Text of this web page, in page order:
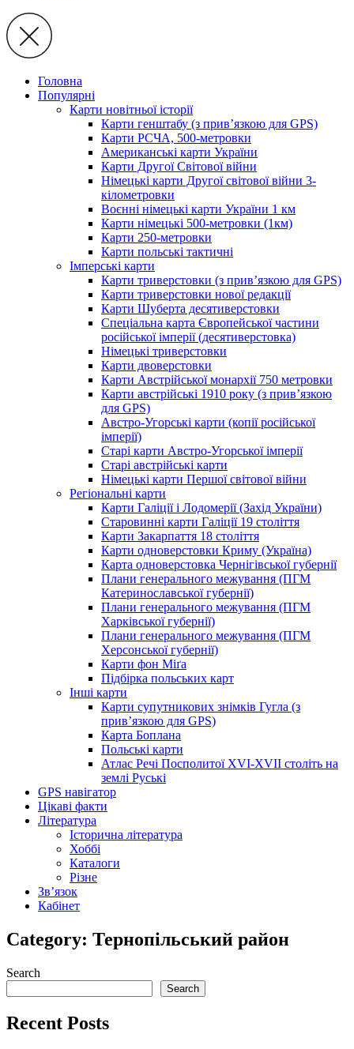
Головна
Популярні
Карти новітньої історії
Карти генштабу (з прив’язкою для GPS)
Карти РСЧА, 500-метровки
Американські карти України
Карти Другої Світової війни
Німецькі карти Другої світової війни 3-
кілометровки
Воєнні німецькі карти України 1 км
Карти німецькі 500-метровки (1км)
Карти 250-метровки
Карти польські тактичні
Імперські карти
Карти триверстовки (з прив’язкою для GPS)
Карти триверстовки нової редакції
Карти Шуберта десятиверстовки
Спеціальна карта Європейської частини
російської імперії (десятиверстовка)
Німецькі триверстовки
Карти двоверстовки
Карти Австрійської монархії 750 метровки
Карти австрійські 1910 року (з прив’язкою
для GPS)
Австро-Угорські карти (копії російської
імперії)
Старі карти Австро-Угорської імперії
Старі австрійські карти
Німецькі карти Першої світової війни
Регіональні карти
Карти Галіції і Лодомерії (Захід України)
Старовинні карти Галіції 19 століття
Карти Закарпаття 18 століття
Карти одноверстовки Криму (Україна)
Карта одноверстовка Чернігівської губернії
Плани генерального межування (ПГМ
Катеринославської губернії)
Плани генерального межування (ПГМ
Харківської губернії)
Плани генерального межування (ПГМ
Херсонської губернії)
Карти фон Міґа
Підбірка польських карт
Інші карти
Карти супутникових знімків Гугла (з
прив’язкою для GPS)
Карта Боплана
Польські карти
Атлас Речі Посполитої XVI-XVII століть на
землі Руські
GPS навігатор
Цікаві факти
Література
Історична література
Хоббі
Каталоги
Різне
Зв’язок
Кабінет
Category: Тернопільський район
Search
Search
Recent Posts